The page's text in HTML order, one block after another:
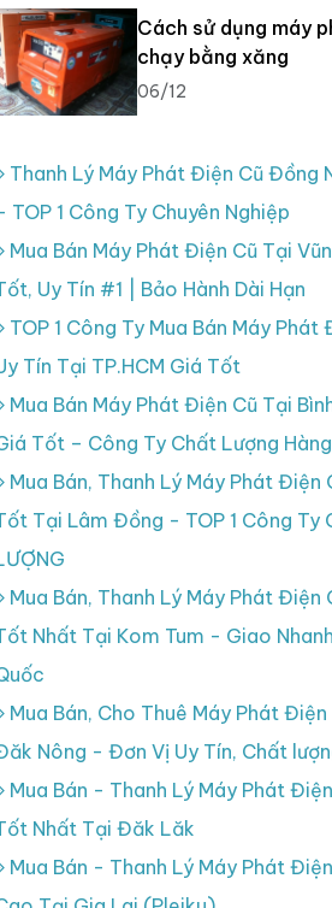
Cách sử dụng máy
chạy bằng xăng
06/12
Thanh Lý Máy Phát Điện Cũ Đồng
TOP 1 Công Ty Chuyên Nghiệp
Mua Bán Máy Phát Điện Cũ Tại
Uy Tín #1 | Bảo Hành Dài Hạn
TOP 1 Công Ty Mua Bán Máy Phát
Tín Tại TP.HCM Giá Tốt
Mua Bán Máy Phát Điện Cũ Tại
Tốt – Công Ty Chất Lượng
Mua Bán, Thanh Lý Máy Phát Điện
Tại Lâm Đồng - TOP 1 Công Ty
Mua Bán, Thanh Lý Máy Phát Điện
Nhất Tại Kom Tum - Giao
Mua Bán, Cho Thuê Máy Phát Điện
Nông - Đơn Vị Uy Tín, Chất
Mua Bán - Thanh Lý Máy Phát
Nhất Tại Đăk Lăk
Mua Bán - Thanh Lý Máy Phát